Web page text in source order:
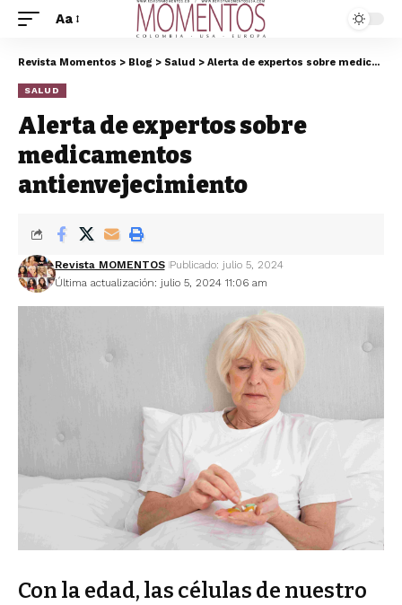
Aa
Revista Momentos > Blog > Salud > Alerta de expertos sobre medicamentos antienvejecimiento
SALUD
Alerta de expertos sobre
medicamentos
antienvejecimiento
Última actualización: julio 5, 2024 11:06 am
Revista MOMENTOS Publicado: julio 5, 2024
Con la edad, las células de nuestro